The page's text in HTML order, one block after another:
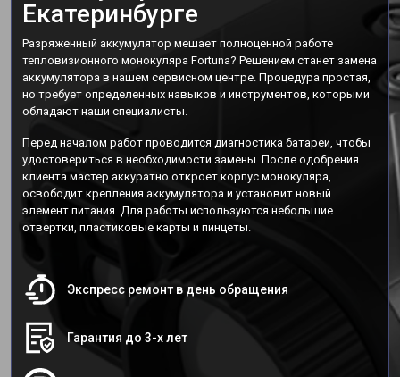
Екатеринбурге
Разряженный аккумулятор мешает полноценной работе
тепловизионного монокуляра Fortuna? Решением станет замена
аккумулятора в нашем сервисном центре. Процедура простая,
но требует определенных навыков и инструментов, которыми
обладают наши специалисты.
Перед началом работ проводится диагностика батареи, чтобы
удостовериться в необходимости замены. После одобрения
клиента мастер аккуратно откроет корпус монокуляра,
освободит крепления аккумулятора и установит новый
элемент питания. Для работы используются небольшие
отвертки, пластиковые карты и пинцеты.
Экспресс ремонт в день обращения
Гарантия до 3-х лет